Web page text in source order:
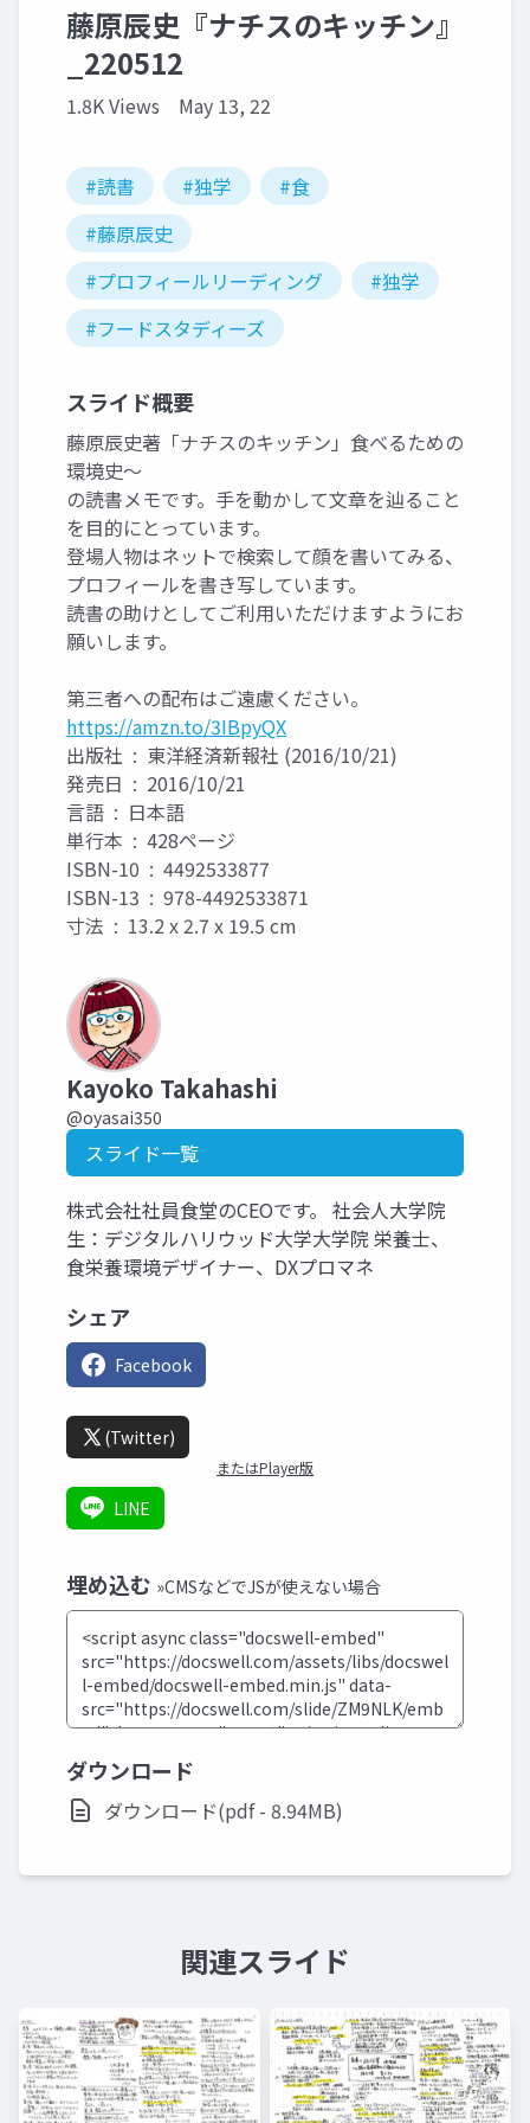
藤原辰史『ナチスのキッチン』
_220512
1.8K Views May 13, 22
#読書 #独学
#食
#藤原辰史
#プロフィールリーディング
#独学
#フードスタディーズ
スライド概要
藤原辰史著「ナチスのキッチン」食べるための
環境史〜
の読書メモです。手を動かして文章を辿ること
を目的にとっています。
登場人物はネットで検索して顔を書いてみる、
プロフィールを書き写しています。
読書の助けとしてご利用いただけますようにお
願いします。
第三者への配布はご遠慮ください。
https://amzn.to/3IBpyQX
出版社 ‏ : ‎ 東洋経済新報社 (2016/10/21)
発売日 ‏ : ‎ 2016/10/21
言語 ‏ : ‎ 日本語
単行本 ‏ : ‎ 428ページ
ISBN-10 ‏ : ‎ 4492533877
ISBN-13 ‏ : ‎ 978-4492533871
寸法 ‏ : ‎ 13.2 x 2.7 x 19.5 cm
Kayoko Takahashi
@oyasai350
スライド一覧
株式会社社員食堂のCEOです。 社会人大学院
生：デジタルハリウッド大学大学院 栄養士、
食栄養環境デザイナー、DXプロマネ
シェア
Facebook
(Twitter)
またはPlayer版
LINE
埋め込む »CMSなどでJSが使えない場合
ダウンロード
ダウンロード(pdf - 8.94MB)
関連スライド